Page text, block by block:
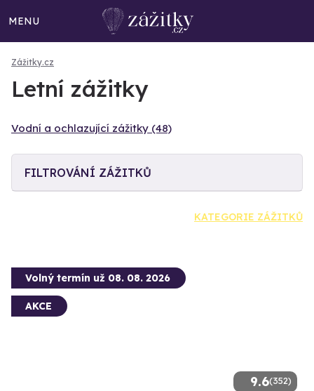
MENU
Zážitky.cz
Letní zážitky
Vodní a ochlazující zážitky (48)
FILTROVÁNÍ ZÁŽITKŮ
KATEGORIE ZÁŽITKŮ
9.6(352)
Volný termín už 08. 08. 2026
AKCE